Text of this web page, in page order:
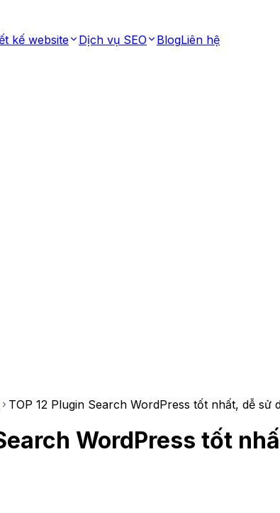
kế website Dịch vụ SEO BlogLiên hệ
TOP 12 Plugin Search WordPress tốt nhất, dễ sử
WordPress tốt